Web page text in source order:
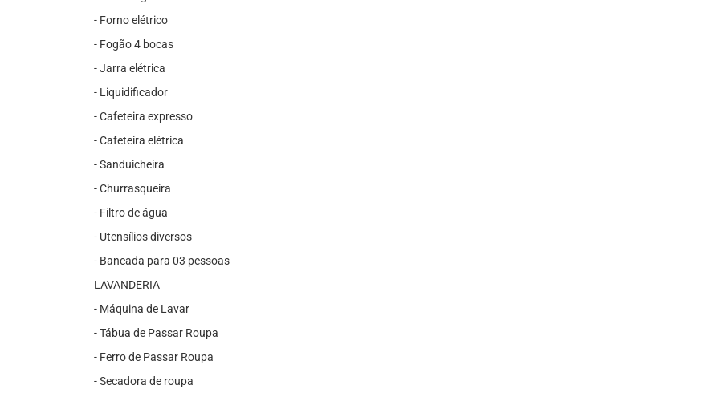
- Forno elétrico
- Fogão 4 bocas
- Jarra elétrica
- Liquidificador
- Cafeteira expresso
- Cafeteira elétrica
- Sanduicheira
- Churrasqueira
- Filtro de água
- Utensílios diversos
- Bancada para 03 pessoas
LAVANDERIA
- Máquina de Lavar
- Tábua de Passar Roupa
- Ferro de Passar Roupa
- Secadora de roupa